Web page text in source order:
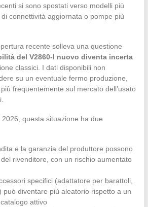
si sono spostati verso modelli più
connettività aggiornata o pompe più
recente solleva una questione
del V2860-I nuovo diventa incerta
classici. I dati disponibili non
su un eventuale fermo produzione,
frequentemente sul mercato dell’usato
questa situazione ha due
e la garanzia del produttore possono
rivenditore, con un rischio aumentato
specifici (adattatore per barattoli,
può diventare più aleatorio rispetto a un
attivo